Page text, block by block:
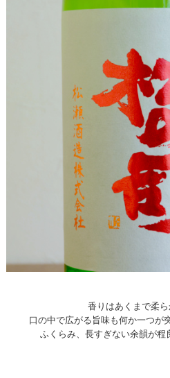
香りはあくまで柔ら
口の中で広がる旨味も何か一つが
ふくらみ、長すぎない余韻が程